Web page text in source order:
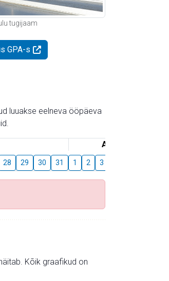
tugijaam
GPA-s
luuakse eelneva ööpäeva
August
28 29 30 31 1 2 3
Kõik graafikud on